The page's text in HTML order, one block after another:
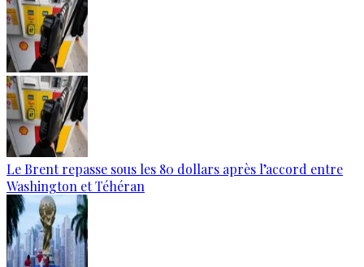
Le Brent repasse sous les 80 dollars après l’accord entre
Washington et Téhéran